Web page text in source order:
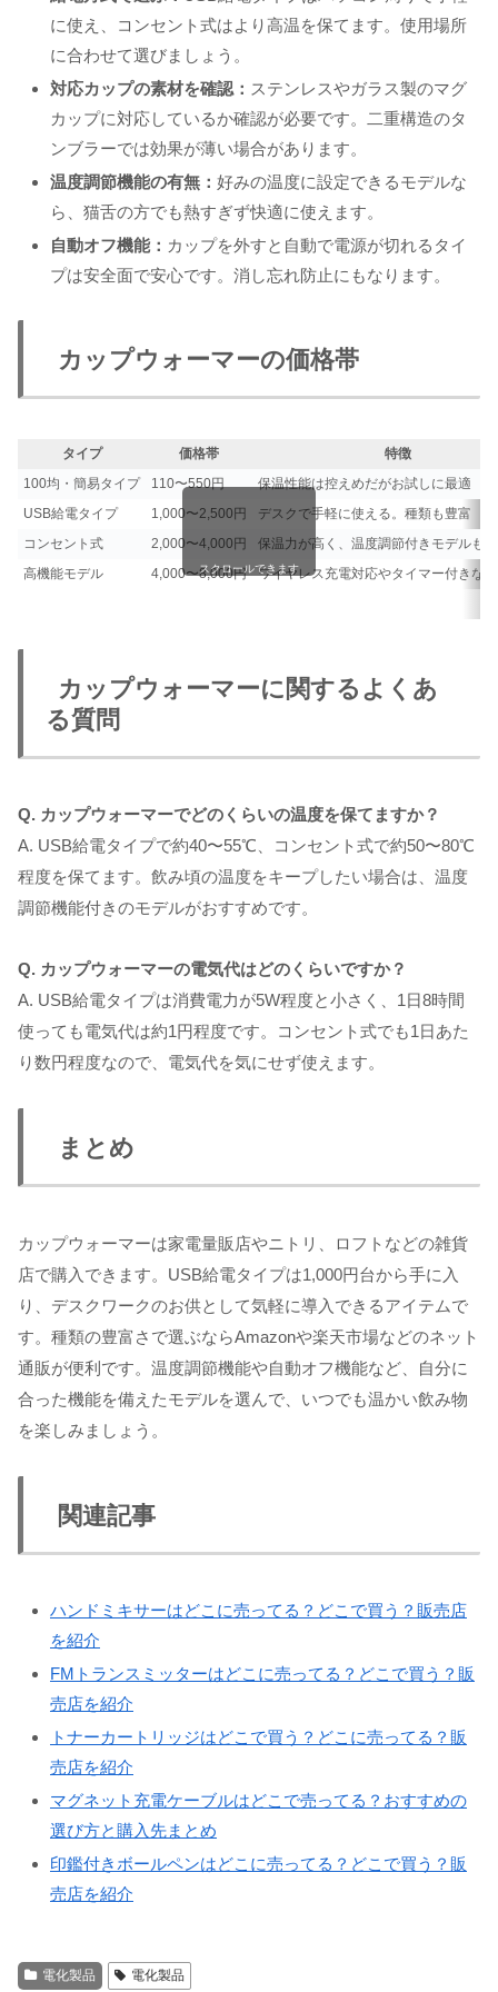
に使え、コンセント式はより高温を保てます。使用場所
に合わせて選びましょう。
対応カップの素材を確認： ステンレスやガラス製のマグ
カップに対応しているか確認が必要です。二重構造のタ
ンブラーでは効果が薄い場合があります。
温度調節機能の有無： 好みの温度に設定できるモデルな
ら、猫舌の方でも熱すぎず快適に使えます。
自動オフ機能： カップを外すと自動で電源が切れるタイ
プは安全面で安心です。消し忘れ防止にもなります。
カップウォーマーの価格帯
タイプ 価格帯
特徴
100均・簡易タイプ
110〜550円
保温性能は控えめだがお試しに最適
USB給電タイプ
1,000〜2,500円
デスクで手軽に使える。種類も豊富
コンセント式
2,000〜4,000円
保温力が高く、温度調節付きモデルも
高機能モデル
4,000〜8,000円 ワイヤレス充電対応やタイマー付きな
スクロールできます
カップウォーマーに関するよくあ
る質問
Q. カップウォーマーでどのくらいの温度を保てますか？
A. USB給電タイプで約40〜55℃、コンセント式で約50〜80℃
程度を保てます。飲み頃の温度をキープしたい場合は、温度
調節機能付きのモデルがおすすめです。
Q. カップウォーマーの電気代はどのくらいですか？
A. USB給電タイプは消費電力が5W程度と小さく、1日8時間
使っても電気代は約1円程度です。コンセント式でも1日あた
り数円程度なので、電気代を気にせず使えます。
まとめ
カップウォーマーは家電量販店やニトリ、ロフトなどの雑貨
店で購入できます。USB給電タイプは1,000円台から手に入
り、デスクワークのお供として気軽に導入できるアイテムで
す。種類の豊富さで選ぶならAmazonや楽天市場などのネット
通販が便利です。温度調節機能や自動オフ機能など、自分に
合った機能を備えたモデルを選んで、いつでも温かい飲み物
を楽しみましょう。
関連記事
ハンドミキサーはどこに売ってる？どこで買う？販売店
を紹介
FMトランスミッターはどこに売ってる？どこで買う？販
売店を紹介
トナーカートリッジはどこで買う？どこに売ってる？販
売店を紹介
マグネット充電ケーブルはどこで売ってる？おすすめの
選び方と購入先まとめ
印鑑付きボールペンはどこに売ってる？どこで買う？販
売店を紹介
電化製品 電化製品